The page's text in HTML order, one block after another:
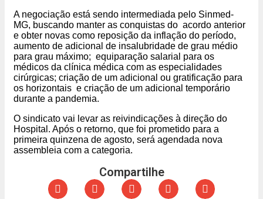
A negociação está sendo intermediada pelo Sinmed-
MG, buscando manter as conquistas do acordo anterior
e obter novas como reposição da inflação do período,
aumento de adicional de insalubridade de grau médio
para grau máximo; equiparação salarial para os
médicos da clínica médica com as especialidades
cirúrgicas; criação de um adicional ou gratificação para
os horizontais e criação de um adicional temporário
durante a pandemia.
O sindicato vai levar as reivindicações à direção do
Hospital. Após o retorno, que foi prometido para a
primeira quinzena de agosto, será agendada nova
assembleia com a categoria.
Compartilhe